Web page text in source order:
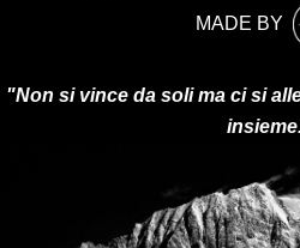
MADE BY
"Non si vince da soli ma ci si